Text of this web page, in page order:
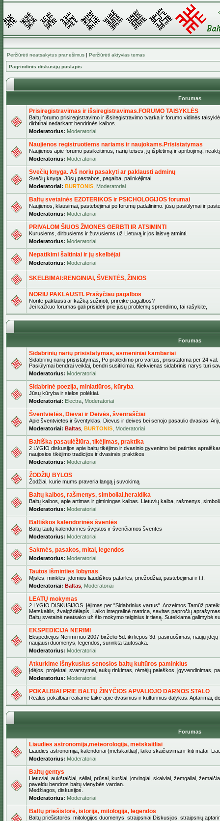
Peržiūrėti neatsakytus pranešimus | Peržiūrėti aktyvias temas
Pagrindinis diskusijų puslapis
Forumas
Prisiregistravimas ir išsiregistravimas.FORUMO TAISYKLĖS
Baltų forumo prisiregistravimo ir išsiregistravimo tvarka ir forumo vidinės
dirbtinai nedarkant bendrinės kalbos.
Moderatorius: Moderatoriai
Naujienos registruotiems nariams ir naujokams.Prisistatymas
Naujienos apie forumo pasikeitimus, narių teises, jų išplėtimą ir apribojimą,
Moderatorius: Moderatoriai
Svečių knyga. Aš noriu pasakyti ar paklausti adminų
Svečių knyga. Jūsų pastabos, pagalba, palinkėjimai.
Moderatoriai: BURTONIS Moderatoriai
Baltų svetainės EZOTERIKOS ir PSICHOLOGIJOS forumai
Naujienos, klausimai, pastebėjimai po forumų padalinimo. jūsų pasiūlymai ir
Moderatorius: Moderatoriai
PRIVALOM ŠIUOS ŽMONES GERBTI IR ATSIMINTI
Kurusiems, dirbusiems ir žuvusiems už Lietuvą ir jos laisvę atminti.
Moderatorius: Moderatoriai
Nepatikimi šaltiniai ir jų skelbėjai
Moderatorius: Moderatoriai
SKELBIMAI:RENGINIAI, ŠVENTĖS, ŽINIOS
NORIU PAKLAUSTI. Prašyčiau pagalbos
Norite paklausti ar kažką sužinoti, prireikė pagalbos?
Jei kažkuo forumas gali prisidėti prie jūsų problemų sprendimo, tai rašykite,
Forumas
Sidabrinių narių prisistatymas, asmeniniai kambariai
Sidabrinių narių prisistatymas, Po praleidimo pro vartus, prisistatoma per 24 val.
Pasiūlymai bendrai veiklai, bendri susitikimai. Kiekvienas sidabrinis narys turi
Moderatorius: Moderatoriai
Sidabrinė poezija, miniatiūros, kūryba
Jūsų kūryba ir sielos polėkiai.
Moderatoriai: Electra Moderatoriai
Šventvietės, Dievai ir Deivės, švenraščiai
Apie šventvietes ir šventyklas, Dievus ir deives bei senojo pasaulio dvasias.
Moderatoriai: Baltas BURTONIS Moderatoriai
Baltiška pasaulėžiūra, tikėjimas, praktika
2 LYGIO diskusijos apie baltų tikėjimo ir dvasinio gyvenimo bei patirties
naujosios tikėjimo tradicijos ir dvasinės praktikos
Moderatorius: Moderatoriai
ŽODŽIŲ BYLOS
Žodžiai, kurie mums praveria langą į suvokimą
Baltų kalbos, rašmenys, simboliai,heraldika
Baltų kalbos, apie artimas ir giminingas kalbas. Lietuvių kalba, rašmenys,
Moderatorius: Moderatoriai
Baltiškos kalendorinės šventės
Baltų tautų kalendorinės švęstos ir švenčiamos šventės
Moderatorius: Moderatoriai
Sakmės, pasakos, mitai, legendos
Moderatorius: Moderatoriai
Tautos išminties lobynas
Mįslės, minklės, įdomios liaudiškos patarlės, priežodžiai, pastebėjimai ir t.t.
Moderatoriai: Baltas Moderatoriai
LEATŲ mokymas
2 LYGIO DISKUSIJOS. Įėjimas per "Sidabrinius vartus". Anzelmos Tamūž
Metskaitlis, žvaigždėlapis, Laiko integralinė matrica, savitas papročių
Baltų svetainė neatsako už šio mokymo teiginius ir tiesą. Suteikiama galimybė
EKSPEDICIJA NERIMI
Ekspedicijos Nerimi nuo 2007 birželio 5d. iki liepos 3d. pasiruošimas, naujų
naujausi duomenys, legendos, surinkta tautosaka.
Moderatorius: Moderatoriai
Atkurkime išnykusius senosios baltų kultūros paminklus
Įdėjos, projektai, svarstymai, aukų rinkimas, rėmėjų paieškos, įgyvendinimas,
Moderatorius: Moderatoriai
POKALBIAI PRIE BALTŲ ŽINYČIOS APVALIOJO DARNOS STALO
Realūs pokalbiai realiame laike apie dvasinius ir kultūrinius dalykus. Aptarimai,
Forumas
Liaudies astronomija,meteorologija, metskaitliai
Liaudies astronomija, kalendoriai (metskaitliai), laiko skaičiavimai ir kiti matai.
Moderatorius: Moderatoriai
Baltų gentys
Lietuviai, aukštaičiai, sėliai, prūsai, kuršiai, jotvingiai, skalviai, žemgaliai,
paveldu bendros baltų vienybės vardan.
Medžiagos, diskusijos.
Moderatorius: Moderatoriai
Baltų priešistorė, istorija, mitologija, legendos
Baltų priešistorės, mitologijos duomenys, straipsniai.Diskusijos, straipsnių